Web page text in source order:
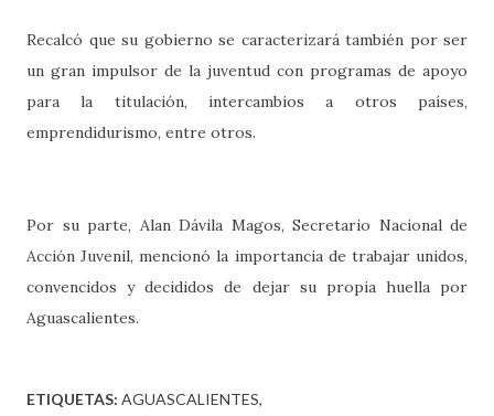
Recalcó que su gobierno se caracterizará también por ser
un gran impulsor de la juventud con programas de apoyo
para la titulación, intercambios a otros países,
emprendidurismo, entre otros.
Por su parte, Alan Dávila Magos, Secretario Nacional de
Acción Juvenil, mencionó la importancia de trabajar unidos,
convencidos y decididos de dejar su propia huella por
Aguascalientes.
ETIQUETAS: AGUASCALIENTES